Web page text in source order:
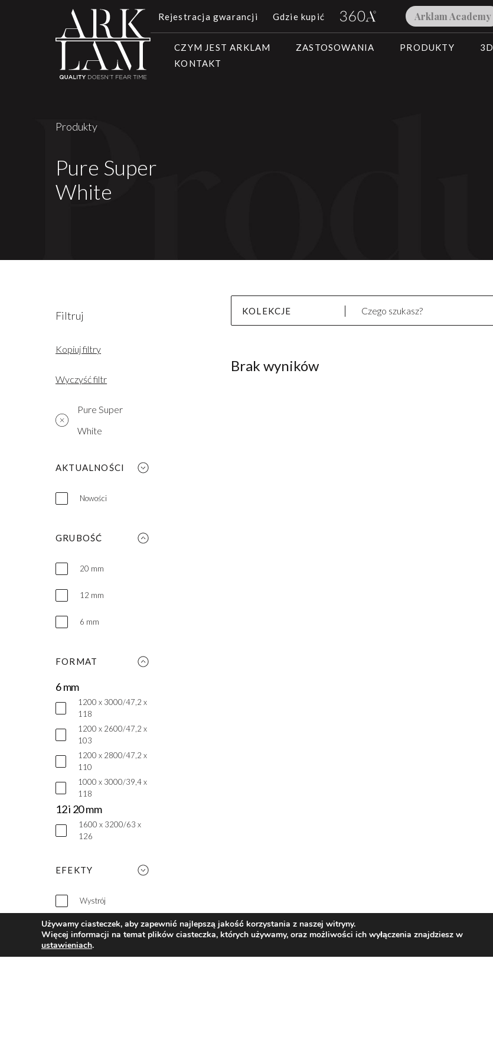
Rejestracja gwarancji Gdzie kupić Arklam Academy
CZYM JEST ARKLAM ZASTOSOWANIA PRODUKTY 3D
KONTAKT
Produkty
Pure Super
White
Filtruj
Kopiuj filtry
Wyczyść filtr
Pure Super
White
AKTUALNOŚCI
Nowości
GRUBOŚĆ
20 mm
12 mm
6 mm
FORMAT
6 mm
1200 x 3000/47,2 x
118
1200 x 2600/47,2 x
103
1200 x 2800/47,2 x
110
1000 x 3000/39,4 x
118
12 i 20 mm
1600 x 3200/63 x
126
EFEKTY
Wystrój
Marmur
KOLEKCJE
Brak wyników
Używamy ciasteczek, aby zapewnić najlepszą jakość korzystania z naszej witryny.
Więcej informacji na temat plików ciasteczka, których używamy, oraz możliwości ich wyłączenia znajdziesz w
ustawieniach.